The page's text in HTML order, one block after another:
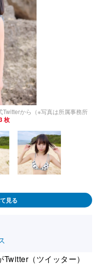
から（※写真は所属事務所
枚
見る
（ツイッター）